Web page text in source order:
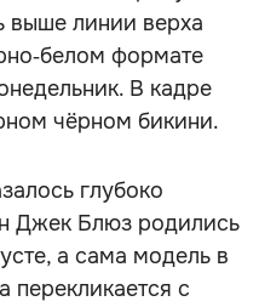
выше линии верха
формате
В кадре
чёрном бикини.
глубоко
Джек Блюз родились
а сама модель в
перекликается с